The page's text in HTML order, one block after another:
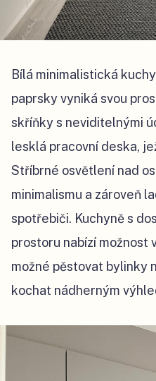
Bílá minimalistická
paprsky vyniká svou
skříňky s neviditelnými
lesklá pracovní deska,
Stříbrné osvětlení nad
minimalismu a zároveň
spotřebiči. Kuchyně s
prostoru nabízí možnost
možné pěstovat bylinky
kochat nádherným